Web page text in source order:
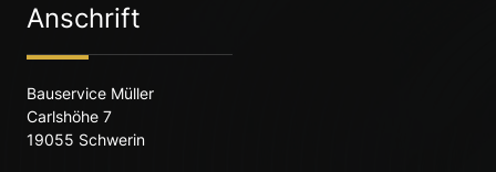
Anschrift
Bauservice Müller
Carlshöhe 7
19055 Schwerin